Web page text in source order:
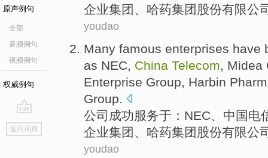
原声例句
全部
音频例句
视频例句
权威例句
go
top
返回词典
企业集团、哈药集团 股份有限公
youdao
Many famous enterprises have
as NEC, China Telecom, Midea
Enterprise Group, Harbin
Group.
公司 成功服务于： NEC、 中国电
企业集团、哈药集团 股份有限公
youdao